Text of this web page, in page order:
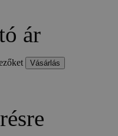
ár